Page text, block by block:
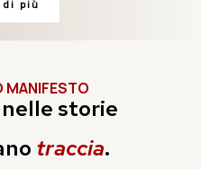
MANIFESTO
storie
traccia.